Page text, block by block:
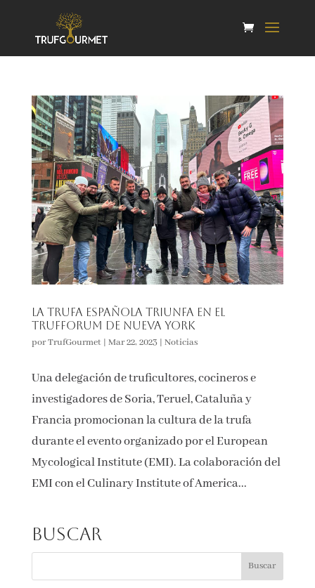
La trufa española triunfa en el
TRUFFORUM de Nueva York
porTrufGourmet| Mar 22, 2023| Noticias
Una delegación de truficultores, cocineros e
investigadores de Soria, Teruel, Cataluña y
Francia promocionan la cultura de la trufa
durante el evento organizado por el European
Mycological Institute (EMI). La colaboración del
EMI con el Culinary Institute of America...
Buscar